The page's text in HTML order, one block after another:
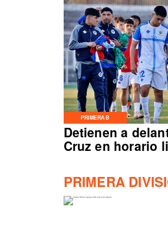
PRIMERA B
Detienen a
Cruz en horario
PRIMERA